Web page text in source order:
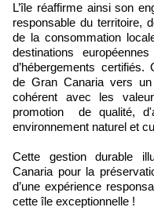
L’île réaffirme ainsi son
responsable du territoire,
de la consommation
destinations
d’hébergements certifiés.
de Gran Canaria vers
cohérent avec les
promotion de qualité,
environnement naturel et
Cette gestion durable
Canaria pour la
d’une expérience
cette île exceptionnelle !